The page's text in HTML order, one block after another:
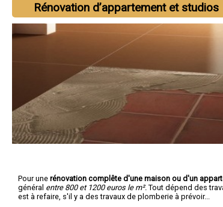
Rénovation d’appartement et studios
Pour une rénovation complête d'une maison ou d'un
général entre 800 et 1200 euros le m². Tout dépend des
est à refaire, s'il y a des travaux de plomberie à prévoir...